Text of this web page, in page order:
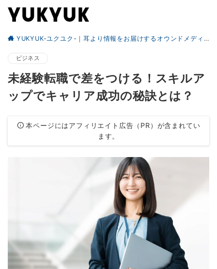
YUKYUK-ユクユク-｜耳より情報をお届けするオウンドメディア
ビジネス
未経験転職で差をつける！スキルア
ップでキャリア成功の秘訣とは？
本ページにはアフィリエイト広告（PR）が含まれてい
ます。